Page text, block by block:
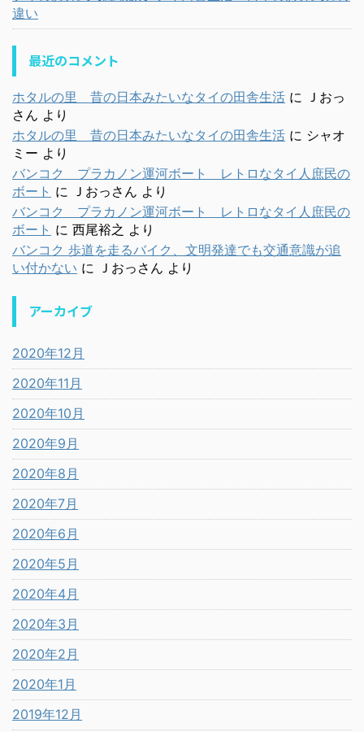
違い
最近のコメント
ホタルの里 昔の日本みたいなタイの田舎生活 に Ｊおっ
さん より
ホタルの里 昔の日本みたいなタイの田舎生活 に シャオ
ミー より
バンコク プラカノン運河ボート レトロなタイ人庶民の
ボート に Ｊおっさん より
バンコク プラカノン運河ボート レトロなタイ人庶民の
ボート に 西尾裕之 より
バンコク 歩道を走るバイク、文明発達でも交通意識が追
い付かない に Ｊおっさん より
アーカイブ
2020年12月
2020年11月
2020年10月
2020年9月
2020年8月
2020年7月
2020年6月
2020年5月
2020年4月
2020年3月
2020年2月
2020年1月
2019年12月